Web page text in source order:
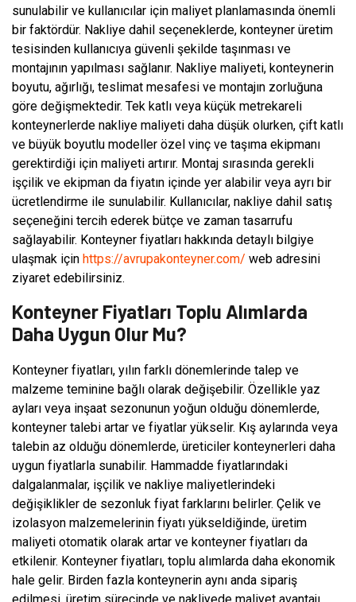
sunulabilir ve kullanıcılar için maliyet planlamasında önemli
bir faktördür. Nakliye dahil seçeneklerde, konteyner üretim
tesisinden kullanıcıya güvenli şekilde taşınması ve
montajının yapılması sağlanır. Nakliye maliyeti, konteynerin
boyutu, ağırlığı, teslimat mesafesi ve montajın zorluğuna
göre değişmektedir. Tek katlı veya küçük metrekareli
konteynerlerde nakliye maliyeti daha düşük olurken, çift katlı
ve büyük boyutlu modeller özel vinç ve taşıma ekipmanı
gerektirdiği için maliyeti artırır. Montaj sırasında gerekli
işçilik ve ekipman da fiyatın içinde yer alabilir veya ayrı bir
ücretlendirme ile sunulabilir. Kullanıcılar, nakliye dahil satış
seçeneğini tercih ederek bütçe ve zaman tasarrufu
sağlayabilir. Konteyner fiyatları hakkında detaylı bilgiye
ulaşmak için https://avrupakonteyner.com/ web adresini
ziyaret edebilirsiniz.
Konteyner Fiyatları Toplu Alımlarda
Daha Uygun Olur Mu?
Konteyner fiyatları, yılın farklı dönemlerinde talep ve
malzeme teminine bağlı olarak değişebilir. Özellikle yaz
ayları veya inşaat sezonunun yoğun olduğu dönemlerde,
konteyner talebi artar ve fiyatlar yükselir. Kış aylarında veya
talebin az olduğu dönemlerde, üreticiler konteynerleri daha
uygun fiyatlarla sunabilir. Hammadde fiyatlarındaki
dalgalanmalar, işçilik ve nakliye maliyetlerindeki
değişiklikler de sezonluk fiyat farklarını belirler. Çelik ve
izolasyon malzemelerinin fiyatı yükseldiğinde, üretim
maliyeti otomatik olarak artar ve konteyner fiyatları da
etkilenir. Konteyner fiyatları, toplu alımlarda daha ekonomik
hale gelir. Birden fazla konteynerin aynı anda sipariş